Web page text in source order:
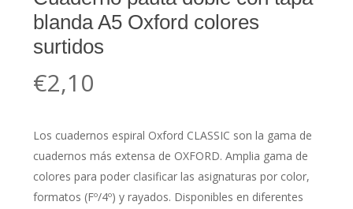
blanda A5 Oxford colores
surtidos
€2,10
Los cuadernos espiral Oxford CLASSIC son la gama de
cuadernos más extensa de OXFORD. Amplia gama de
colores para poder clasificar las asignaturas por color,
formatos (Fº/4º) y rayados. Disponibles en diferentes